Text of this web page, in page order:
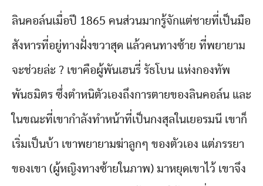
ลินคอล์นเมื่อปี 1865 คนส่วนมากรู้จักแต่ชายที่เป็นมือ
สังหารที่อยู่ทางฝั่งขวาสุด แล้วคนทางซ้าย ที่พยายาม
จะช่วยล่ะ ? เขาคือผู้พันเฮนรี่ รัธโบน แห่งกองทัพ
พันธมิตร ซึ่งตำหนิตัวเองถึงการตายของลินคอล์น และ
ในขณะที่เขากำลังทำหน้าที่เป็นกงสุลในเยอรมนี เขาก็
เริ่มเป็นบ้า เขาพยายามฆ่าลูกๆ ของตัวเอง แต่ภรรยา
ของเขา (ผู้หญิงทางซ้ายในภาพ) มาหยุดเขาไว้ เขาจึง